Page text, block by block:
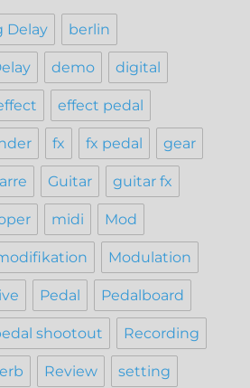
Delay berlin
demo digital
effect pedal
fx fx pedal gear
Guitar guitar fx
midi Mod
Modulation
Pedal Pedalboard
shootout Recording
Review setting